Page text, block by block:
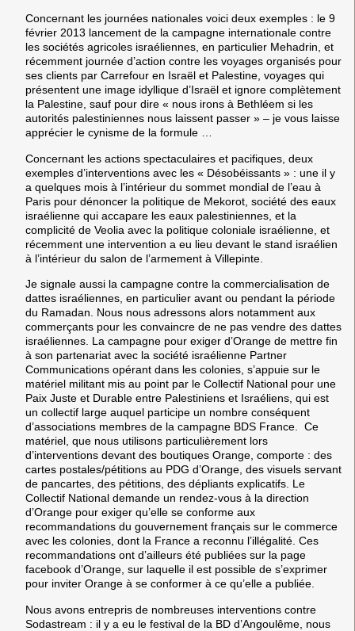
Concernant les journées nationales voici deux exemples : le 9
février 2013 lancement de la campagne internationale contre
les sociétés agricoles israéliennes, en particulier Mehadrin, et
récemment journée d’action contre les voyages organisés pour
ses clients par Carrefour en Israël et Palestine, voyages qui
présentent une image idyllique d’Israël et ignore complètement
la Palestine, sauf pour dire « nous irons à Bethléem si les
autorités palestiniennes nous laissent passer » – je vous laisse
apprécier le cynisme de la formule …
Concernant les actions spectaculaires et pacifiques, deux
exemples d’interventions avec les « Désobéissants » : une il y
a quelques mois à l’intérieur du sommet mondial de l’eau à
Paris pour dénoncer la politique de Mekorot, société des eaux
israélienne qui accapare les eaux palestiniennes, et la
complicité de Veolia avec la politique coloniale israélienne, et
récemment une intervention a eu lieu devant le stand israélien
à l’intérieur du salon de l’armement à Villepinte.
Je signale aussi la campagne contre la commercialisation de
dattes israéliennes, en particulier avant ou pendant la période
du Ramadan. Nous nous adressons alors notamment aux
commerçants pour les convaincre de ne pas vendre des dattes
israéliennes. La campagne pour exiger d’Orange de mettre fin
à son partenariat avec la société israélienne Partner
Communications opérant dans les colonies, s’appuie sur le
matériel militant mis au point par le Collectif National pour une
Paix Juste et Durable entre Palestiniens et Israéliens, qui est
un collectif large auquel participe un nombre conséquent
d’associations membres de la campagne BDS France. Ce
matériel, que nous utilisons particulièrement lors
d’interventions devant des boutiques Orange, comporte : des
cartes postales/pétitions au PDG d’Orange, des visuels servant
de pancartes, des pétitions, des dépliants explicatifs. Le
Collectif National demande un rendez-vous à la direction
d’Orange pour exiger qu’elle se conforme aux
recommandations du gouvernement français sur le commerce
avec les colonies, dont la France a reconnu l’illégalité. Ces
recommandations ont d’ailleurs été publiées sur la page
facebook d’Orange, sur laquelle il est possible de s’exprimer
pour inviter Orange à se conformer à ce qu’elle a publiée.
Nous avons entrepris de nombreuses interventions contre
Sodastream : il y a eu le festival de la BD d’Angoulême, nous